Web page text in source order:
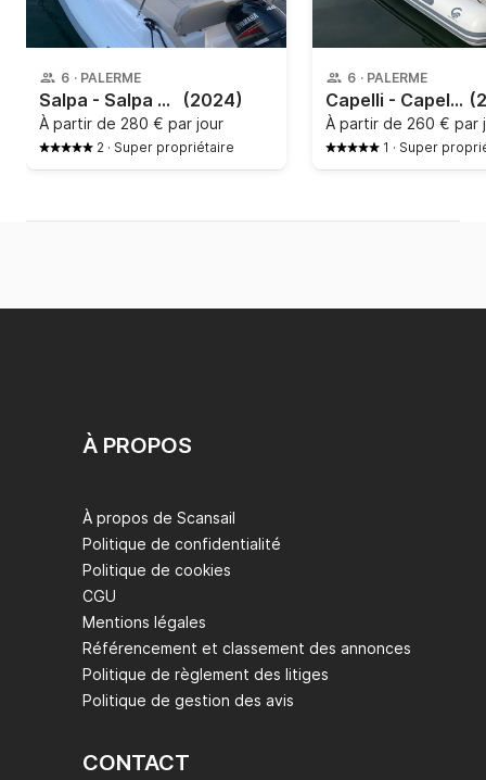
6 · PALERME
Salpa - Salpa Soleil 18 (2024)
À partir de 280 € par jour
2 · Super propriétaire
6 · PALERME
Capelli - Capelli Tempest 600
À partir de 260 € par
1 · Super
À PROPOS
À propos de Scansail
Politique de confidentialité
Politique de cookies
CGU
Mentions légales
Référencement et classement des annonces
Politique de règlement des litiges
Politique de gestion des avis
CONTACT